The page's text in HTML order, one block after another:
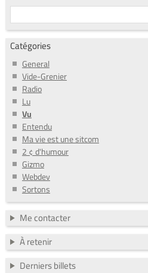
Catégories
General
Vide-Grenier
Radio
Lu
Vu
Entendu
Ma vie est une sitcom
2 ¢ d'humour
Gizmo
Webdev
Sortons
Me contacter
À retenir
Derniers billets